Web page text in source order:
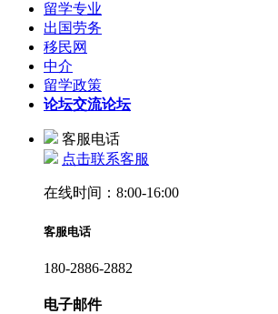
留学专业
出国劳务
移民网
中介
留学政策
论坛交流论坛
客服电话
点击联系客服
在线时间：8:00-16:00
客服电话
180-2886-2882
电子邮件